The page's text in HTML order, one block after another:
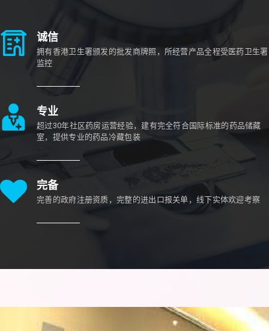
诚信
拥有香港卫生署颁发的批发商牌照，所经营产品全程受医药卫生署
监控
专业
超过30年社区药房运营经验，建有完全符合国际标准的药品储藏
室，提供专业的药品冷藏包装
完备
完善的政府注册资质，完整的进出口报关单，线下实体欢迎考察